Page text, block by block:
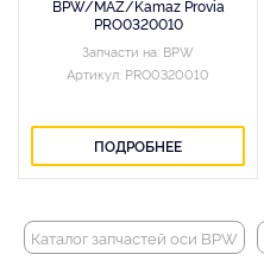
BPW/MAZ/Kamaz Provia
PRO0320010
Запчасти на: BPW
Артикул: PRO0320010
ПОДРОБНЕЕ
Каталог запчастей оси BPW